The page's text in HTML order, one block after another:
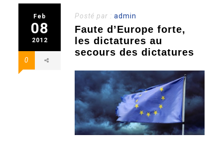
Feb
08
2012
0
Posté par :admin
Faute d’Europe forte,
les dictatures au
secours des dictatures